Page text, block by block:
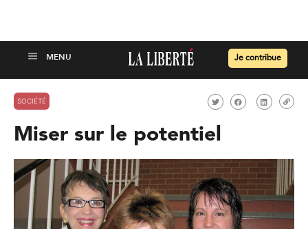
Je contribue
SOCIÉTÉ
Miser sur le potentiel